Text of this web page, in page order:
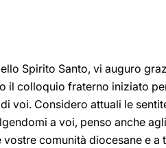
Spirito Santo, vi auguro
il colloquio fraterno iniziato
voi. Considero attuali le
a voi, penso anche
comunità diocesane e